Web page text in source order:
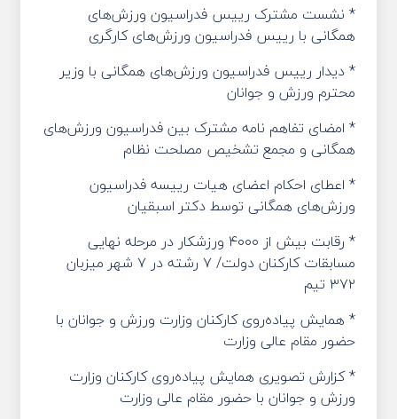
* نشست مشترک رییس فدراسیون ورزش‌های
همگانی با رییس فدراسیون ورزش‌های کارگری
* دیدار رییس فدراسیون ورزش‌های همگانی با وزیر
محترم ورزش و جوانان
* امضای تفاهم نامه مشترک بین فدراسیون ورزش‌های
همگانی و مجمع تشخیص مصلحت نظام
* اعطای احکام اعضای هیات رییسه فدراسیون
ورزش‌های همگانی توسط دکتر اسبقیان
* رقابت بیش از ۴۰۰۰ ورزشکار در مرحله نهایی
مسابقات کارکنان دولت/ ۷ رشته در ۷ شهر میزبان
۳۷۲ تیم
* همایش پیاده‌روی کارکنان وزارت ورزش و جوانان با
حضور مقام عالی وزارت
* کزارش تصویری همایش پیاده‌روی کارکنان وزارت
ورزش و جوانان با حضور مقام عالی وزارت